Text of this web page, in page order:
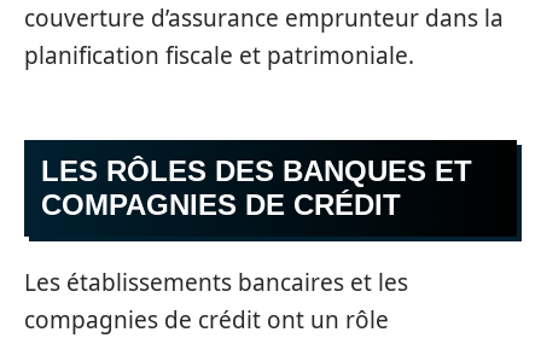
couverture d’assurance emprunteur dans la
planification fiscale et patrimoniale.
LES RÔLES DES BANQUES ET
COMPAGNIES DE CRÉDIT
Les établissements bancaires et les
compagnies de crédit ont un rôle